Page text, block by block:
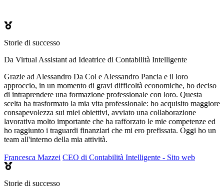
Storie di successo
Da Virtual Assistant ad Ideatrice di Contabilità Intelligente
Grazie ad Alessandro Da Col e Alessandro Pancia e il loro
approccio, in un momento di gravi difficoltà economiche, ho deciso
di intraprendere una formazione professionale con loro. Questa
scelta ha trasformato la mia vita professionale: ho acquisito maggiore
consapevolezza sui miei obiettivi, avviato una collaborazione
lavorativa molto importante che ha rafforzato le mie competenze ed
ho raggiunto i traguardi finanziari che mi ero prefissata. Oggi ho un
team all'interno della mia attività.
Francesca Mazzei CEO di Contabilità Intelligente - Sito web
Storie di successo